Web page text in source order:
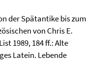
der Spätantike bis zum
von Chris E.
1989, 184 ff.: Alte
Latein. Lebende